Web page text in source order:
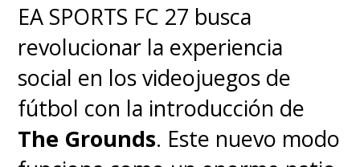
EA SPORTS FC 27 busca
revolucionar la experiencia
social en los videojuegos de
fútbol con la introducción de
The Grounds. Este nuevo modo